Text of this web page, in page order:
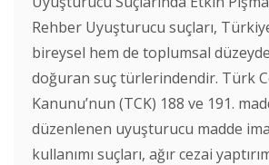
Rehber Uyuşturucu suçları,
bireysel hem de toplumsal
doğuran suç türlerindendir. Türk
Kanunu’nun (TCK) 188 ve 191.
düzenlenen uyuşturucu madde
kullanımı suçları, ağır cezai